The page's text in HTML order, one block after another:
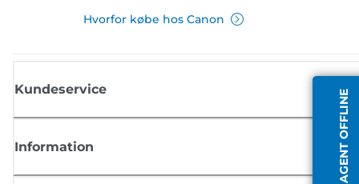
AGENT OFFLINE
Hvorfor købe hos Canon
Kundeservice
Information